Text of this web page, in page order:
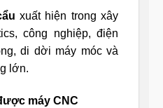
xuất hiện trong xây
công nghiệp, điện
di dời máy móc và
lớn.
máy CNC